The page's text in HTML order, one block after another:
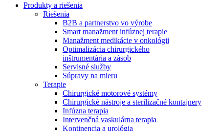
Produktový katalóg​
Objavte naše produkty. ​Navštívte produktový katalóg B.
Braun​ s našim kompletným produktovým portfóliom.​
Zostaňte v dialógu s B. Braun. Kontaktujte nás.
Produkty a riešenia
Riešenia
B2B a partnerstvo vo výrobe
Smart manažment infúznej terapie
Manažment medikácie v onkológii
Optimalizácia chirurgického
inštrumentária a zásob
Servisné služby
Súpravy na mieru
Terapie
Chirurgické motorové systémy
Chirurgické nástroje a sterilizačné kontajnery
Infúzna terapia
Intervenčná vaskulárna terapia
Kontinencia a urológia